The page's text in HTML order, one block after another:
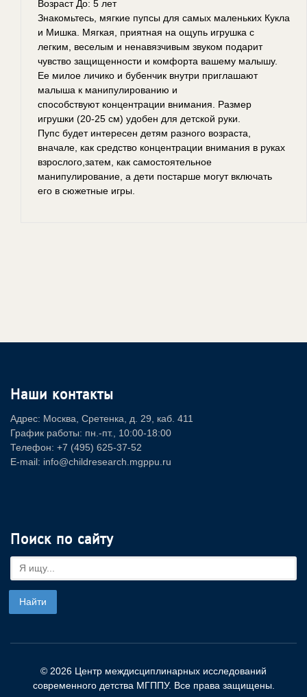
Возраст До: 5 лет
Знакомьтесь, мягкие пупсы для самых маленьких Кукла
и Мишка. Мягкая, приятная на ощупь игрушка с
легким, веселым и ненавязчивым звуком подарит
чувство защищенности и комфорта вашему малышу.
Ее милое личико и бубенчик внутри приглашают
малыша к манипулированию и
способствуют концентрации внимания. Размер
игрушки (20-25 см) удобен для детской руки.
Пупс будет интересен детям разного возраста,
вначале, как средство концентрации внимания в руках
взрослого,затем, как самостоятельное
манипулирование, а дети постарше могут включать
его в сюжетные игры.
Наши контакты
Адрес: Москва, Сретенка, д. 29, каб. 411
График работы: пн.-пт., 10:00-18:00
Телефон: +7 (495) 625-37-52
E-mail: info@childresearch.mgppu.ru
Поиск по сайту
© 2026 Центр междисциплинарных исследований
современного детства МГППУ. Все права защищены.